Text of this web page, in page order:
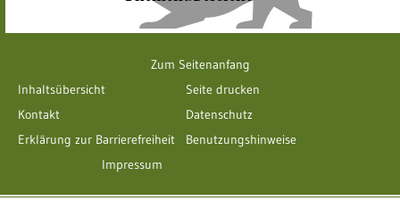
Zum Seitenanfang
Inhaltsübersicht
Seite drucken
Kontakt
Datenschutz
Erklärung zur Barrierefreiheit
Benutzungshinweise
Impressum